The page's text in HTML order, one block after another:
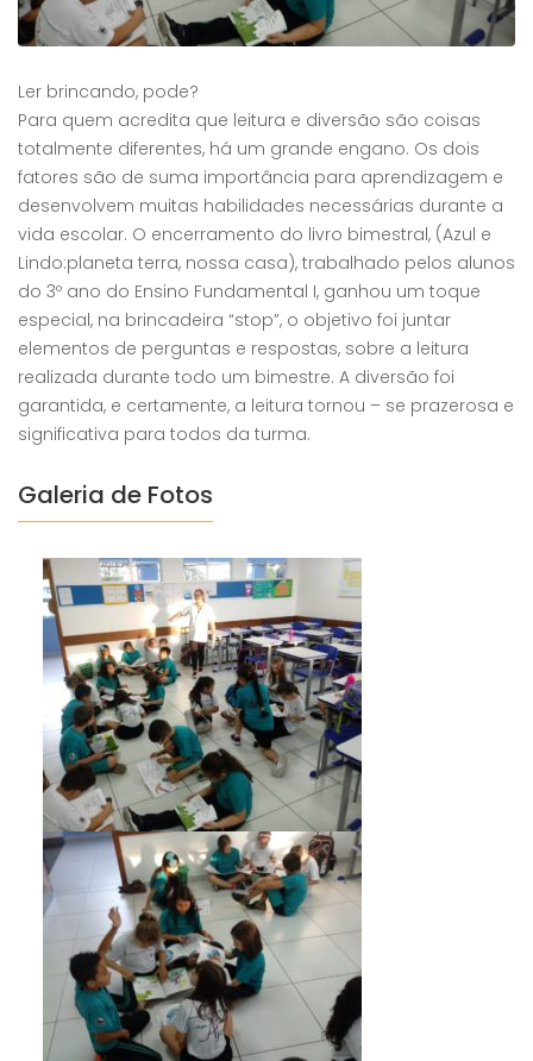
Ler brincando, pode?
Para quem acredita que leitura e diversão são coisas
totalmente diferentes, há um grande engano. Os dois
fatores são de suma importância para aprendizagem e
desenvolvem muitas habilidades necessárias durante a
vida escolar. O encerramento do livro bimestral, (Azul e
Lindo:planeta terra, nossa casa), trabalhado pelos alunos
do 3º ano do Ensino Fundamental I, ganhou um toque
especial, na brincadeira “stop”, o objetivo foi juntar
elementos de perguntas e respostas, sobre a leitura
realizada durante todo um bimestre. A diversão foi
garantida, e certamente, a leitura tornou – se prazerosa e
significativa para todos da turma.
Galeria de Fotos